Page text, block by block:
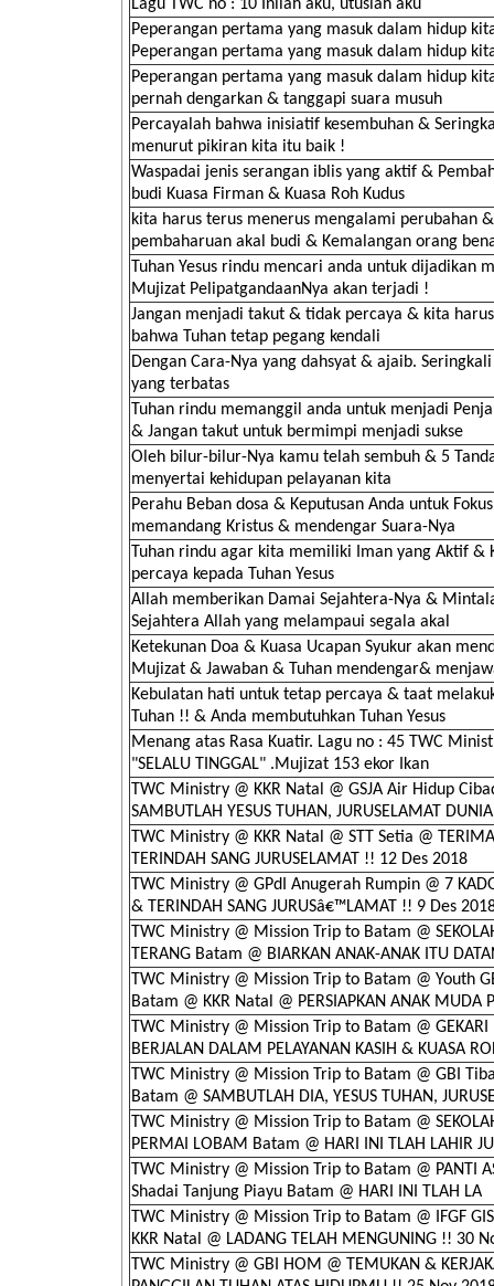
Lagu TWC no : 10 Inilah aku, utuslah aku
Peperangan pertama yang masuk dalam hidup
Peperangan pertama yang masuk dalam hidup
Peperangan pertama yang masuk dalam hidup
pernah dengarkan & tanggapi suara musuh
Percayalah bahwa inisiatif kesembuhan &
menurut pikiran kita itu baik !
Waspadai jenis serangan iblis yang aktif &
budi Kuasa Firman & Kuasa Roh Kudus
kita harus terus menerus mengalami perubahan &
pembaharuan akal budi & Kemalangan orang
Tuhan Yesus rindu mencari anda untuk dijadikan
Mujizat PelipatgandaanNya akan terjadi !
Jangan menjadi takut & tidak percaya & kita
bahwa Tuhan tetap pegang kendali
Dengan Cara-Nya yang dahsyat & ajaib.
yang terbatas
Tuhan rindu memanggil anda untuk menjadi
& Jangan takut untuk bermimpi menjadi sukse
Oleh bilur-bilur-Nya kamu telah sembuh & 5
menyertai kehidupan pelayanan kita
Perahu Beban dosa & Keputusan Anda untuk
memandang Kristus & mendengar Suara-Nya
Tuhan rindu agar kita memiliki Iman yang Aktif &
percaya kepada Tuhan Yesus
Allah memberikan Damai Sejahtera-Nya &
Sejahtera Allah yang melampaui segala akal
Ketekunan Doa & Kuasa Ucapan Syukur akan
Mujizat & Jawaban & Tuhan mendengar&
Kebulatan hati untuk tetap percaya & taat
Tuhan !! & Anda membutuhkan Tuhan Yesus
Menang atas Rasa Kuatir. Lagu no : 45 TWC
"SELALU TINGGAL" .Mujizat 153 ekor Ikan
TWC Ministry @ KKR Natal @ GSJA Air Hidup
SAMBUTLAH YESUS TUHAN, JURUSELAMAT
TWC Ministry @ KKR Natal @ STT Setia @
TERINDAH SANG JURUSELAMAT !! 12 Des 2018
TWC Ministry @ GPdI Anugerah Rumpin @ 7
& TERINDAH SANG JURUSâ€™LAMAT !! 9 Des
TWC Ministry @ Mission Trip to Batam @
TERANG Batam @ BIARKAN ANAK-ANAK ITU
TWC Ministry @ Mission Trip to Batam @ Youth
Batam @ KKR Natal @ PERSIAPKAN ANAK MUDA
TWC Ministry @ Mission Trip to Batam @ GEKARI
BERJALAN DALAM PELAYANAN KASIH & KUASA
TWC Ministry @ Mission Trip to Batam @ GBI
Batam @ SAMBUTLAH DIA, YESUS TUHAN,
TWC Ministry @ Mission Trip to Batam @
PERMAI LOBAM Batam @ HARI INI TLAH LAHIR
TWC Ministry @ Mission Trip to Batam @ PANTI
Shadai Tanjung Piayu Batam @ HARI INI TLAH LA
TWC Ministry @ Mission Trip to Batam @ IFGF
KKR Natal @ LADANG TELAH MENGUNING !! 30
TWC Ministry @ GBI HOM @ TEMUKAN &